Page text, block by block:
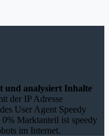
und analysiert Inhalte
der IP Adresse
User Agent Speedy
Marktanteil ist speedy
im Internet.